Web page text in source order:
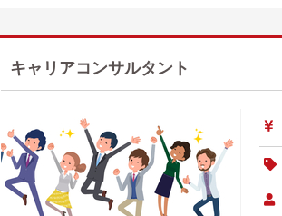
キャリアコンサルタント